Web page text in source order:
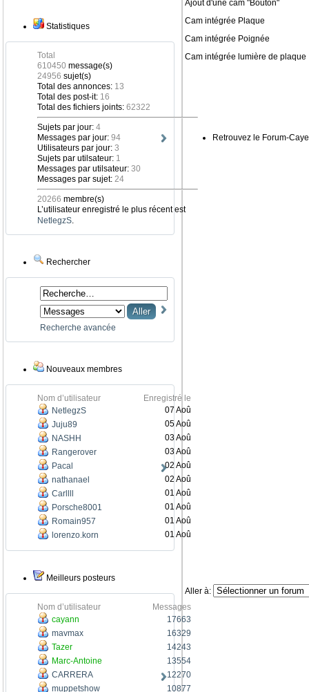
Statistiques
Total
610450 message(s)
24956 sujet(s)
Total des annonces: 13
Total des post-it: 16
Total des fichiers joints: 62322
Sujets par jour: 4
Messages par jour: 94
Utilisateurs par jour: 3
Sujets par utilsateur: 1
Messages par utilsateur: 30
Messages par sujet: 24
20266 membre(s)
L’utilisateur enregistré le plus récent est
NetlegzS.
Rechercher
Recherche avancée
Nouveaux membres
Nom d’utilisateur
Enregistré le
NetlegzS
07 Aoû
Juju89
05 Aoû
NASHH
03 Aoû
Rangerover
03 Aoû
Pacal
02 Aoû
nathanael
02 Aoû
Carllll
01 Aoû
Porsche8001
01 Aoû
Romain957
01 Aoû
lorenzo.korn
01 Aoû
Meilleurs posteurs
Nom d’utilisateur
Messages
cayann
17663
mavmax
16329
Tazer
14243
Marc-Antoine
13554
CARRERA
12270
muppetshow
10877
Ajout d'une cam "Bouton"
Cam intégrée Plaque
Cam intégrée Poignée
Cam intégrée lumière de plaque
Retrouvez le Forum-
Aller à: